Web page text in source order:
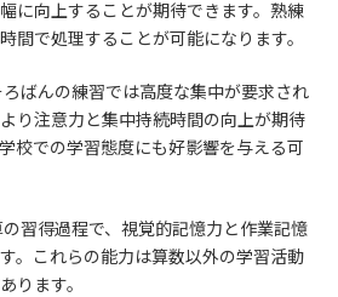
に向上することが期待できます。熟練
間で処理することが可能になります。
ろばんの練習では高度な集中が要求され
り注意力と集中持続時間の向上が期待
校での学習態度にも好影響を与える可
習得過程で、視覚的記憶力と作業記憶
。これらの能力は算数以外の学習活動
ります。